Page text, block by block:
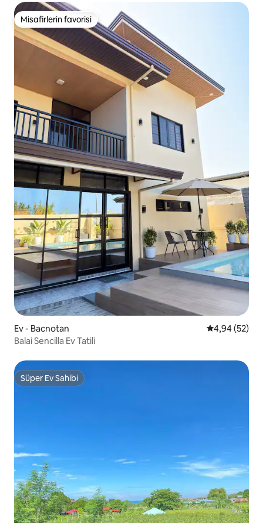
Misafirlerin favorisi
Misafirlerin favorisi
Ev - Bacnotan 5 üzerinden
4,94 (52)
Balai Sencilla Ev Tatili
Süper Ev Sahibi
Süper Ev Sahibi